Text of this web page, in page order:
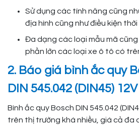
Sử dụng các tính năng cũng
địa hình cũng như điều kiện
Đa dạng các loại mẫu mã
phần lớn các loại xe ô tô có
2. Báo giá bình ắc quy
DIN 545.042 (DIN45)
Bình ắc quy Bosch DIN 545.042
trên thị trường khá nhiều, giá cả đa